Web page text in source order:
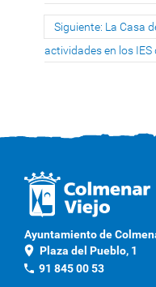
Siguiente: La Casa
actividades en los IES
Ayuntamiento de
location_on Plaza del Pueblo, 1
phone 91 845 00 53